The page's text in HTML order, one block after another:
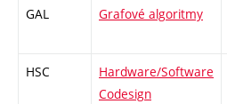
GAL Grafové algoritmy
HSC
Hardware/Software
Codesign